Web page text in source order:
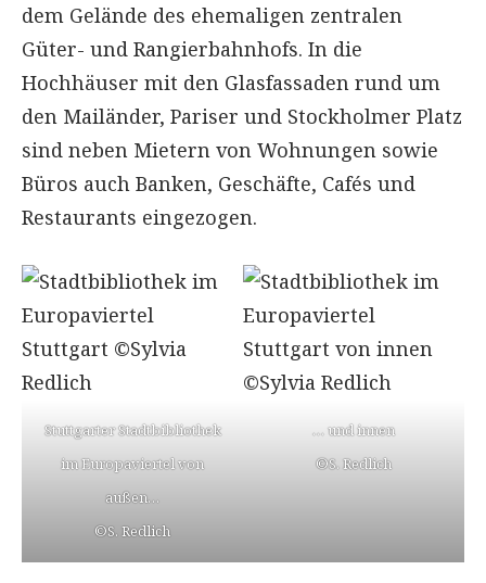
dem Gelände des ehemaligen zentralen
Güter- und Rangierbahnhofs. In die
Hochhäuser mit den Glasfassaden rund um
den Mailänder, Pariser und Stockholmer Platz
sind neben Mietern von Wohnungen sowie
Büros auch Banken, Geschäfte, Cafés und
Restaurants eingezogen.
Stuttgarter Stadtbibliothek
im Europaviertel von
außen…
©S. Redlich
… und innen
©S. Redlich